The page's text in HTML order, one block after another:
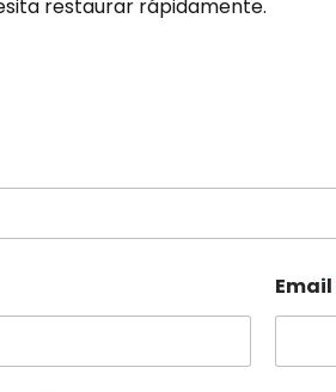
restaurar rápidamente.
Email